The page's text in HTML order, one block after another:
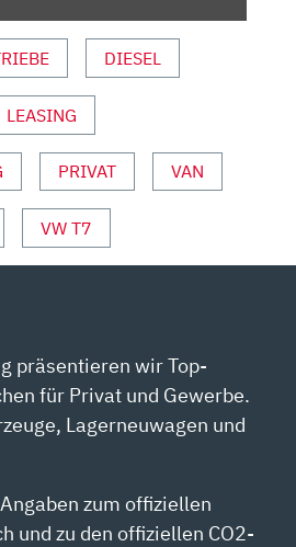
DIESEL
LEASING
PRIVAT VAN
VW T7
präsentieren wir Top-
für Privat und Gewerbe.
Lagerneuwagen und
zum offiziellen
und zu den offiziellen CO2-